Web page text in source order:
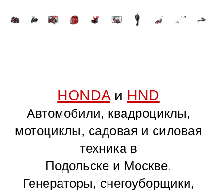
HONDAи HND
Автомобили, квадроциклы,
мотоциклы, садовая и силовая
техника в
Подольске и Москве.
Генераторы, снегоуборщики,